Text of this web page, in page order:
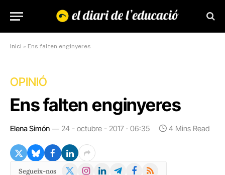
Inici » Ens falten enginyeres
OPINIÓ
Ens falten enginyeres
Elena Simón 24 - octubre - 2017 · 06:35 4 Mins Read
Segueix-nos
X
Instagram
LinkedInTelegramFacebook
RSS